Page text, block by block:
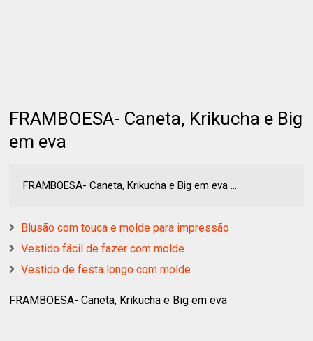
FRAMBOESA- Caneta, Krikucha e Big
em eva
FRAMBOESA- Caneta, Krikucha e Big em eva ...
Blusão com touca e molde para impressão
Vestido fácil de fazer com molde
Vestido de festa longo com molde
FRAMBOESA- Caneta, Krikucha e Big em eva